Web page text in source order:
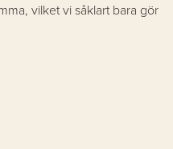
vilket vi såklart bara gör